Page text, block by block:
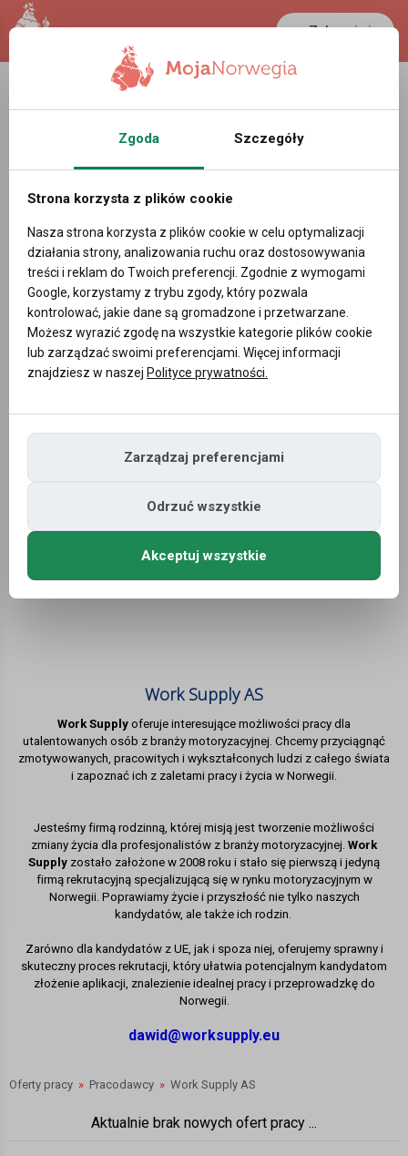
Zaloguj się
LANCASTER
26 °C 0.3899 PLN
Work Supply AS - Profil pracodawcy w
Norwegii
Powiadom mnie o nowych ofertach pracy
DODAJ OFERTĘ PRACY
Work Supply AS
Work Supply oferuje interesujące możliwości pracy dla
utalentowanych osób z branży motoryzacyjnej. Chcemy przyciągnąć
zmotywowanych, pracowitych i wykształconych ludzi z całego świata
i zapoznać ich z zaletami pracy i życia w Norwegii.
Jesteśmy firmą rodzinną, której misją jest tworzenie możliwości
zmiany życia dla profesjonalistów z branży motoryzacyjnej. Work
Supply zostało założone w 2008 roku i stało się pierwszą i jedyną
firmą rekrutacyjną specjalizującą się w rynku motoryzacyjnym w
Norwegii. Poprawiamy życie i przyszłość nie tylko naszych
kandydatów, ale także ich rodzin.
Zarówno dla kandydatów z UE, jak i spoza niej, oferujemy sprawny i
skuteczny proces rekrutacji, który ułatwia potencjalnym kandydatom
złożenie aplikacji, znalezienie idealnej pracy i przeprowadzkę do
Norwegii.
dawid@worksupply.eu
Oferty pracy » Pracodawcy » Work Supply AS
Aktualnie brak nowych ofert pracy ...
Zgoda Szczegóły
Strona korzysta z plików cookie
Nasza strona korzysta z plików cookie w celu optymalizacji
działania strony, analizowania ruchu oraz dostosowywania
treści i reklam do Twoich preferencji. Zgodnie z wymogami
Google, korzystamy z trybu zgody, który pozwala
kontrolować, jakie dane są gromadzone i przetwarzane.
Możesz wyrazić zgodę na wszystkie kategorie plików cookie
lub zarządzać swoimi preferencjami. Więcej informacji
znajdziesz w naszej Polityce prywatności.
Zarządzaj preferencjami
Odrzuć wszystkie
Akceptuj wszystkie